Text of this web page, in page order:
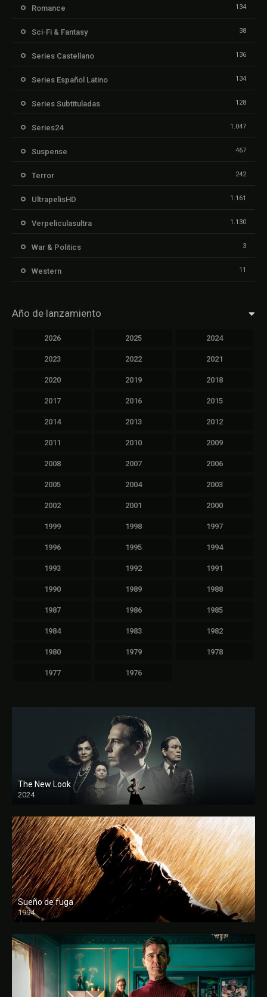
Romance 134
Sci-Fi & Fantasy 38
Series Castellano 136
Series Español Latino 134
Series Subtituladas 128
Series24 1.047
Suspense 467
Terror 242
UltrapelisHD 1.161
Verpeliculasultra 1.130
War & Politics 3
Western 11
Año de lanzamiento
2026 2025 2024
2023 2022 2021
2020 2019 2018
2017 2016 2015
2014 2013 2012
2011 2010 2009
2008 2007 2006
2005 2004 2003
2002 2001 2000
1999 1998 1997
1996 1995 1994
1993 1992 1991
1990 1989 1988
1987 1986 1985
1984 1983 1982
1980 1979 1978
1977 1976
The New Look
2024
Sueño de fuga
1994
FULL HD